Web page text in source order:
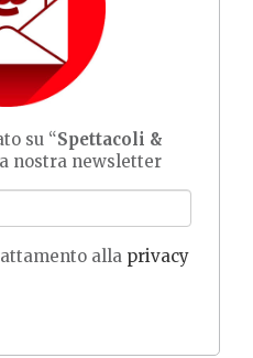
su “Spettacoli &
nostra newsletter
alla privacy